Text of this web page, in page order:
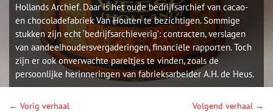
Hollands Archief. Daar is het oude bedrijfsarchief van cacao-
en chocoladefabriek Van Houten te bezichtigen. Sommige
stukken zijn echt ‘bedrijfsarchieverig’: contracten, verslagen
van aandeelhoudersvergaderingen, financiële rapporten. Toch
zijn er ook onverwachte pareltjes te vinden, zoals de
persoonlijke herinneringen van fabrieksarbeider A.H. de Heus.
← Vorig verhaal Volgend verhaal →